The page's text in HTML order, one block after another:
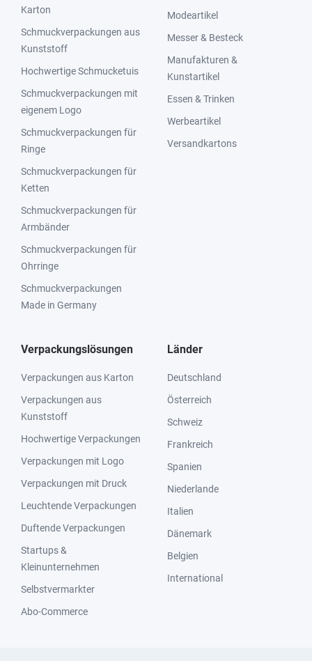
Karton
Schmuckverpackungen aus
Kunststoff
Hochwertige Schmucketuis
Schmuckverpackungen mit
eigenem Logo
Schmuckverpackungen für
Ringe
Schmuckverpackungen für
Ketten
Schmuckverpackungen für
Armbänder
Schmuckverpackungen für
Ohrringe
Schmuckverpackungen
Made in Germany
Modeartikel
Messer & Besteck
Manufakturen &
Kunstartikel
Essen & Trinken
Werbeartikel
Versandkartons
Verpackungslösungen
Verpackungen aus Karton
Verpackungen aus
Kunststoff
Hochwertige Verpackungen
Verpackungen mit Logo
Verpackungen mit Druck
Leuchtende Verpackungen
Duftende Verpackungen
Startups &
Kleinunternehmen
Selbstvermarkter
Abo-Commerce
Länder
Deutschland
Österreich
Schweiz
Frankreich
Spanien
Niederlande
Italien
Dänemark
Belgien
International